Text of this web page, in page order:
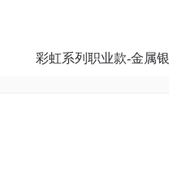
彩虹系列职业款-金属银